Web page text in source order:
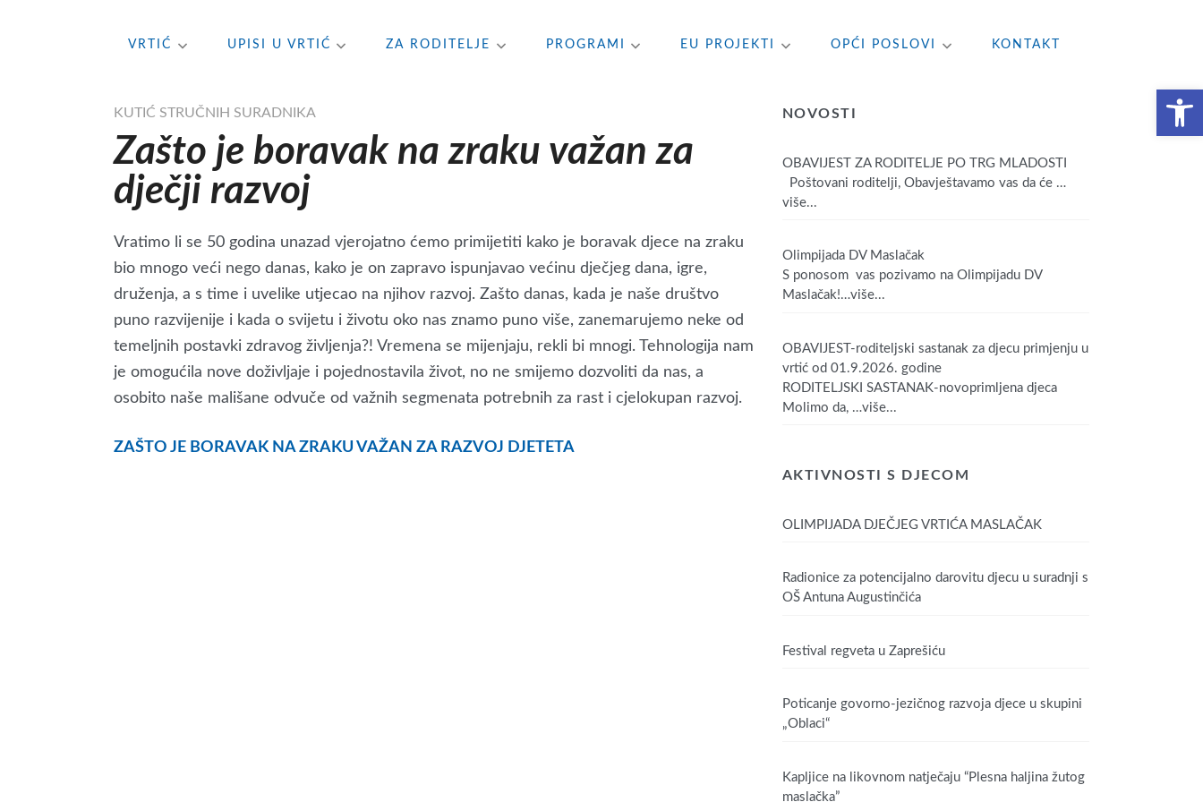
Open toolbar
VRTIĆ UPISI U VRTIĆ ZA RODITELJE PROGRAMI EU PROJEKTI OPĆI POSLOVI KONTAKT
KUTIĆ STRUČNIH SURADNIKA
Zašto je boravak na zraku važan za
dječji razvoj
Vratimo li se 50 godina unazad vjerojatno ćemo primijetiti kako je boravak djece na zraku
bio mnogo veći nego danas, kako je on zapravo ispunjavao većinu dječjeg dana, igre,
druženja, a s time i uvelike utjecao na njihov razvoj. Zašto danas, kada je naše društvo
puno razvijenije i kada o svijetu i životu oko nas znamo puno više, zanemarujemo neke od
temeljnih postavki zdravog življenja?! Vremena se mijenjaju, rekli bi mnogi. Tehnologija nam
je omogućila nove doživljaje i pojednostavila život, no ne smijemo dozvoliti da nas, a
osobito naše mališane odvuče od važnih segmenata potrebnih za rast i cjelokupan razvoj.
ZAŠTO JE BORAVAK NA ZRAKU VAŽAN ZA RAZVOJ DJETETA
NOVOSTI
OBAVIJEST ZA RODITELJE PO TRG MLADOSTI
Poštovani roditelji, Obavještavamo vas da će …
više...
Olimpijada DV Maslačak
S ponosom vas pozivamo na Olimpijadu DV
Maslačak!…više...
OBAVIJEST-roditeljski sastanak za djecu primjenju u
vrtić od 01.9.2026. godine
RODITELJSKI SASTANAK-novoprimljena djeca
Molimo da, …više...
AKTIVNOSTI S DJECOM
OLIMPIJADA DJEČJEG VRTIĆA MASLAČAK
Radionice za potencijalno darovitu djecu u suradnji s
OŠ Antuna Augustinčića
Festival regveta u Zaprešiću
Poticanje govorno-jezičnog razvoja djece u skupini
„Oblaci“
Kapljice na likovnom natječaju “Plesna haljina žutog
maslačka”